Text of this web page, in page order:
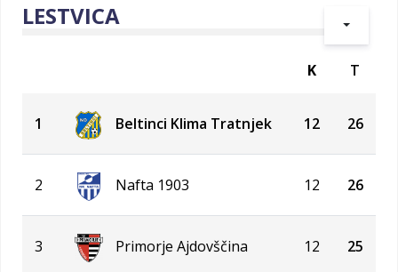
LESTVICA
K T
1 Beltinci Klima Tratnjek 12 26
2 Nafta 1903 12 26
3 Primorje Ajdovščina 12 25